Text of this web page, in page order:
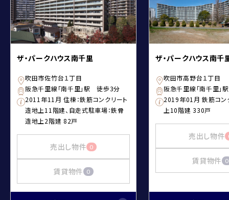
ザ・パークハウス南千里
吹田市佐竹台１丁目
阪急千里線「南千里」駅 徒歩3分
2011年11月 住棟：鉄筋コンクリート
造地上11階建、自走式駐車場：鉄骨
造地上2階建 82戸
売出し物件 0
賃貸物件 0
ザ・パークハウス南千
吹田市高野台１丁目
阪急千里線「南千里
2019年01月 鉄筋コン
上10階建 330戸
売出し物件
賃貸物件 0